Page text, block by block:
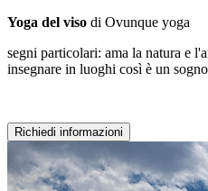
Yoga del viso di Ovunque yoga
segni particolari: ama la natura e
insegnare in luoghi così è un
Richiedi informazioni